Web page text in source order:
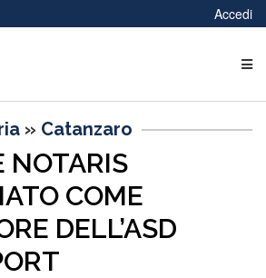
Accedi
» Catanzaro
NOTARIS
COME
DELL’ASD